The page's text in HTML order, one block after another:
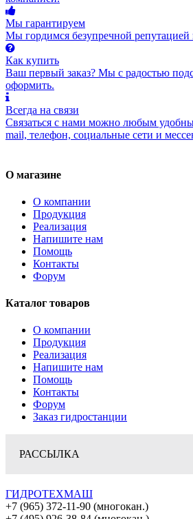
Мы гарантируем
Мы гордимся безупречной
Как купить
Ваш первый заказ? Мы с радостью
оформить.
Всегда на связи
Связаться с нами можно любым
mail, телефон, социальные сети и
О магазине
О компании
Продукция
Реализация
Напишите нам
Помощь
Контакты
Форум
Каталог товаров
О компании
Продукция
Реализация
Напишите нам
Помощь
Контакты
Форум
Заказ гидростанции
РАССЫЛКА
ГИДРОТЕХМАШ
+7 (965) 372-11-90 (многокан.)